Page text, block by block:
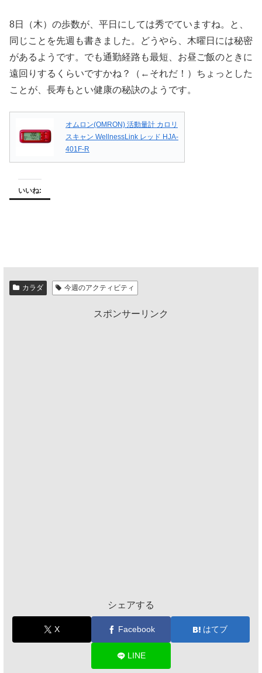
8日（木）の歩数が、平日にしては秀でていますね。と、
同じことを先週も書きました。どうやら、木曜日には秘密
があるようです。でも通勤経路も最短、お昼ご飯のときに
遠回りするくらいですかね？（←それだ！）ちょっとした
ことが、長寿もとい健康の秘訣のようです。
オムロン(OMRON) 活動量計 カロリ
スキャン WellnessLink レッド HJA-
401F-R
いいね:
カラダ 今週のアクティビティ
スポンサーリンク
シェアする
X Facebook はてブ
LINE